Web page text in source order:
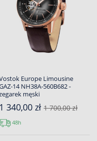
Europe Limousine
14 NH38A-560B682 -
męski
1 340,00 zł 1 700,00 zł
48h